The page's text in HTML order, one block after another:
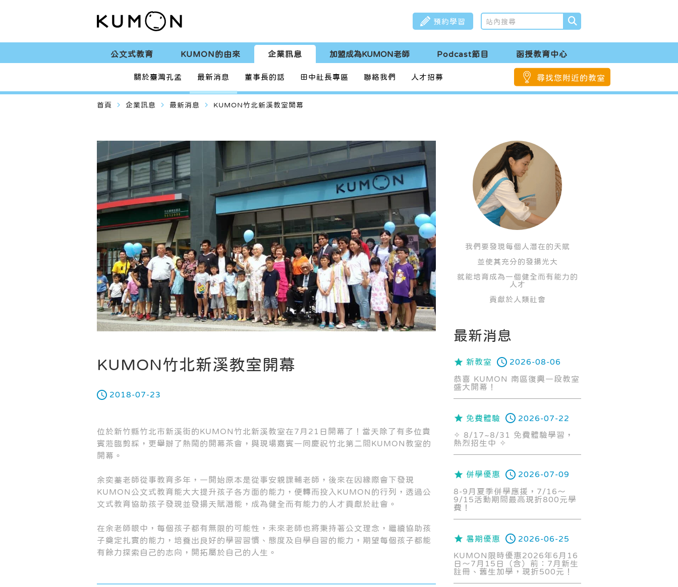
預約學習
公文式教育 KUMON的由來 企業訊息 加盟成為KUMON老師 Podcast節目 函授教育中心
關於臺灣孔孟 最新消息 董事長的話 田中社長專區 聯絡我們 人才招募 尋找您附近的教室
首頁 navigate_next 企業訊息 navigate_next 最新消息 navigate_next KUMON竹北新溪教室開幕
KUMON竹北新溪教室開幕
2018-07-23
位於新竹縣竹北市新溪街的KUMON竹北新溪教室在7月21日開幕了！當天除了有多位貴
賓蒞臨剪綵，更舉辦了熱鬧的開幕茶會，與現場嘉賓一同慶祝竹北第二間KUMON教室的
開幕。
余奕蓁老師從事教育多年，一開始原本是從事安親課輔老師，後來在因緣際會下發現
KUMON公文式教育能大大提升孩子各方面的能力，便轉而投入KUMON的行列，透過公
文式教育協助孩子發現並發揚天賦潛能，成為健全而有能力的人才貢獻於社會。
在余老師眼中，每個孩子都有無限的可能性，未來老師也將秉持著公文理念，繼續協助孩
子奠定扎實的能力，培養出良好的學習習慣、態度及自學自習的能力，期望每個孩子都能
有餘力探索自己的志向，開拓屬於自己的人生。
我們要發現每個人潛在的天賦
並使其充分的發揚光大
就能培育成為一個健全而有能力的
人才
貢獻於人類社會
最新消息
新教室 2026-08-06
恭喜 KUMON 南區復興一段教室
盛大開幕！
免費體驗 2026-07-22
✧ 8/17~8/31 免費體驗學習，
熱烈招生中 ✧
併學優惠 2026-07-09
8-9月夏季併學應援，7/16～
9/15活動期間最高現折800元學
費！
暑期優惠 2026-06-25
KUMON限時優惠2026年6月16
日～7月15日（含）前：7月新生
註冊、舊生加學，現折500元！